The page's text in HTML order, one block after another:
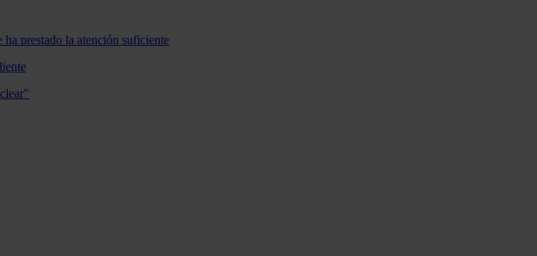
prestado la atención suficiente